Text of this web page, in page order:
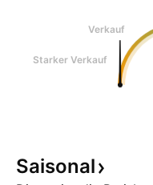
Verkauf
Starker Verkauf
Saisonal